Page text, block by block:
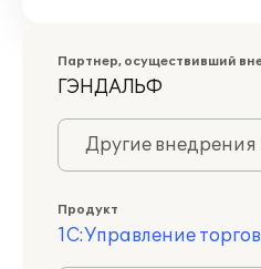
Партнер, осуществивший
ГЭНДАЛЬФ
Другие
Продукт
1С:Управление